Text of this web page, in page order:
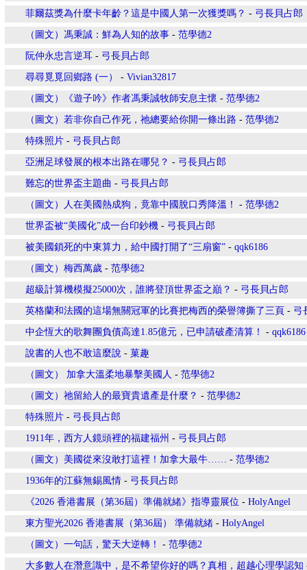
菲爾茲獎為什麼卡年齡？這是中國人第一次獲獎嗎？ - 弓長貝占郎
（圖文）馮秉誠：鮮為人知的故事 - 范學德2
阮仲永忠言逆耳 - 弓長貝占郎
尋尋覓覓回鄉路 (一） - Vivian32817
（圖文）《遊子吟》作者馮秉誠牧師安息主懷 - 范學德2
（圖文）若非你自己作死，祂總要給你開一條出路 - 范學德2
特殊照片 - 弓長貝占郎
亞洲足球發展的根本出路在哪兒？ - 弓長貝占郎
難忘的世界盃主題曲 - 弓長貝占郎
（圖文）人在美國熱成狗，竟靠中國脫口秀降溫！ - 范學德2
世界盃被“美國化”成一台印鈔機 - 弓長貝占郎
被美國鎖死的中東算力，給中國打開了“三扇窗” - qqk6186
（圖文）梅西萬歲 - 范學德2
超級計算機模擬25000次，誰將登頂世界盃之巔？ - 弓長貝占郎
英格蘭和法國的這場無關冠軍的比賽把梅西的榮譽簿撕了三頁 - 弓
中企恆大的歌舞團負債高達1.85億元，已申請破產清算！ - qqk6186
說書的人也不敢這麼說 - 菓趣
（圖文） 加拿大溫柔地暴擊美國人 - 范學德2
（圖文）祂留給人的最寶貴遺產是什麼？ - 范學德2
特殊照片 - 弓長貝占郎
1911年，西方人鏡頭裡的福建福州 - 弓長貝占郎
（圖文）美國從來沒敢打這裡！加拿大最牛…… - 范學德2
1936年的江蘇無錫風情 - 弓長貝占郎
《2026 香港書展（第36屆）準備就緒》指導靈展位 - HolyAngel
東方聖光2026 香港書展（第36屆） 準備就緒 - HolyAngel
（圖文）一句話，驚天大逆轉！ - 范學德2
大多數人在潛意識中，是不希望你好的嗎？真相，超越心理學認知